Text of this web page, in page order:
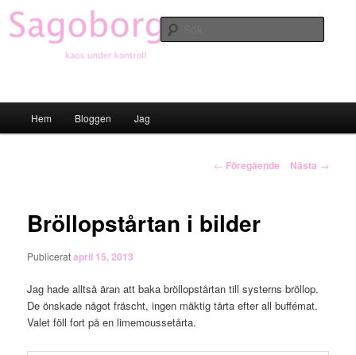
Hoppa
till
primärt
Hem Bloggen Jag
Inläggsnavigering
← Föregående Nästa →
Bröllopstårtan i bilder
Publiceratapril 15, 2013
Jag hade alltså äran att baka bröllopstårtan till systerns bröllop.
De önskade något fräscht, ingen mäktig tårta efter all buffémat.
Valet föll fort på en limemoussetårta.